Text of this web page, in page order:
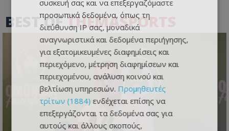
BEST OFTHEMASPORTS
συσκευή σας και να επεξεργαζόμαστε
προσωπικά δεδομένα, όπως τη
διεύθυνση IP σας, μοναδικά
αναγνωριστικά και δεδομένα περιήγησης,
για εξατομικευμένες διαφημίσεις και
περιεχόμενο, μέτρηση διαφημίσεων και
περιεχομένου, ανάλυση κοινού και
βελτίωση υπηρεσιών. Προμηθευτές
τρίτων (1884) ενδέχεται επίσης να
επεξεργάζονται τα δεδομένα σας για
αυτούς και άλλους σκοπούς,